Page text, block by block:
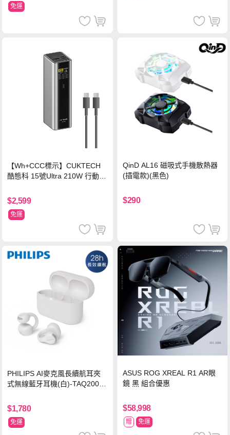
免運
【Wh+CCC標示】CUKTECH
酷態科 15號Ultra 210W 行動電
$2,599
免運
QinD AL16 磁吸式手機散熱器
(插電款)(黑色)
$290
PHILIPS AI麥克風長續航耳夾
式無線藍牙耳機(白)-TAQ2000
$1,780
免運
ASUS ROG XREAL R1 AR眼
鏡 黑 組合優惠
$58,998
贈 免運